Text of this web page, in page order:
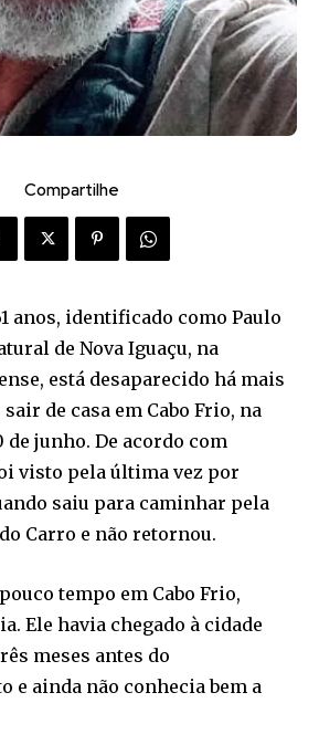
Compartilhe
anos, identificado como Paulo
de Nova Iguaçu, na
está desaparecido há mais
de casa em Cabo Frio, na
de junho. De acordo com
visto pela última vez por
saiu para caminhar pela
Carro e não retornou.
tempo em Cabo Frio,
Ele havia chegado à cidade
meses antes do
e ainda não conhecia bem a